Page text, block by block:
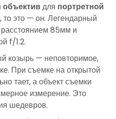
объективдля портретной
это — он. Легендарный
85мм и
f/1.2.
козырь — неповторимое,
При съемке на открытой
тает, а объект съемки
измерение. Это
шедевров.